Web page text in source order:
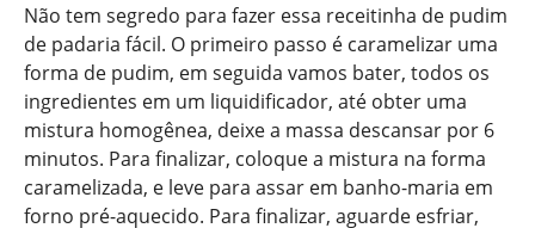
Não tem segredo para fazer essa receitinha de pudim
de padaria fácil. O primeiro passo é caramelizar uma
forma de pudim, em seguida vamos bater, todos os
ingredientes em um liquidificador, até obter uma
mistura homogênea, deixe a massa descansar por 6
minutos. Para finalizar, coloque a mistura na forma
caramelizada, e leve para assar em banho-maria em
forno pré-aquecido. Para finalizar, aguarde esfriar,